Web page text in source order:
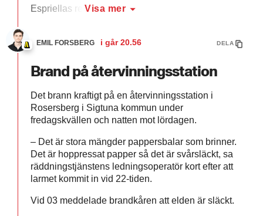
Espriellas re
Visa mer
EMIL FORSBERG i går 20.56 DELA
Brand på återvinningsstation
Det brann kraftigt på en återvinningsstation i
Rosersberg i Sigtuna kommun under
fredagskvällen och natten mot lördagen.
– Det är stora mängder pappersbalar som brinner.
Det är hoppressat papper så det är svårsläckt, sa
räddningstjänstens ledningsoperatör kort efter att
larmet kommit in vid 22-tiden.
Vid 03 meddelade brandkåren att elden är släckt.